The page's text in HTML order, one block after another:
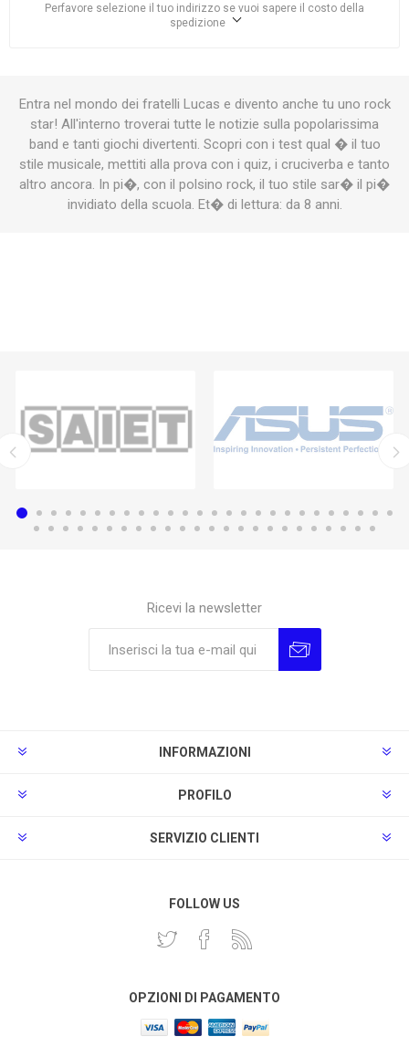
Perfavore selezione il tuo indirizzo se vuoi sapere il costo della
spedizione
Entra nel mondo dei fratelli Lucas e divento anche tu uno rock
star! All'interno troverai tutte le notizie sulla popolarissima
band e tanti giochi divertenti. Scopri con i test qual � il tuo
stile musicale, mettiti alla prova con i quiz, i cruciverba e tanto
altro ancora. In pi�, con il polsino rock, il tuo stile sar� il pi�
invidiato della scuola. Et� di lettura: da 8 anni.
Ricevi la newsletter
INFORMAZIONI
PROFILO
SERVIZIO CLIENTI
FOLLOW US
OPZIONI DI PAGAMENTO